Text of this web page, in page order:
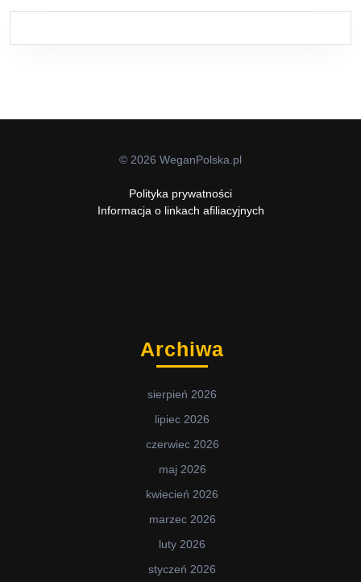
© 2026 WeganPolska.pl
Polityka prywatności
Informacja o linkach afiliacyjnych
Archiwa
sierpień 2026
lipiec 2026
czerwiec 2026
maj 2026
kwiecień 2026
marzec 2026
luty 2026
styczeń 2026